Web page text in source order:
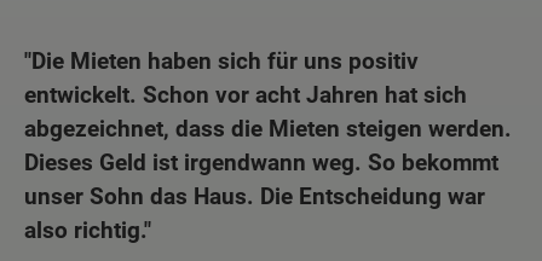
"Die Mieten haben sich für uns positiv
entwickelt. Schon vor acht Jahren hat sich
abgezeichnet, dass die Mieten steigen werden.
Dieses Geld ist irgendwann weg. So bekommt
unser Sohn das Haus. Die Entscheidung war
also richtig."